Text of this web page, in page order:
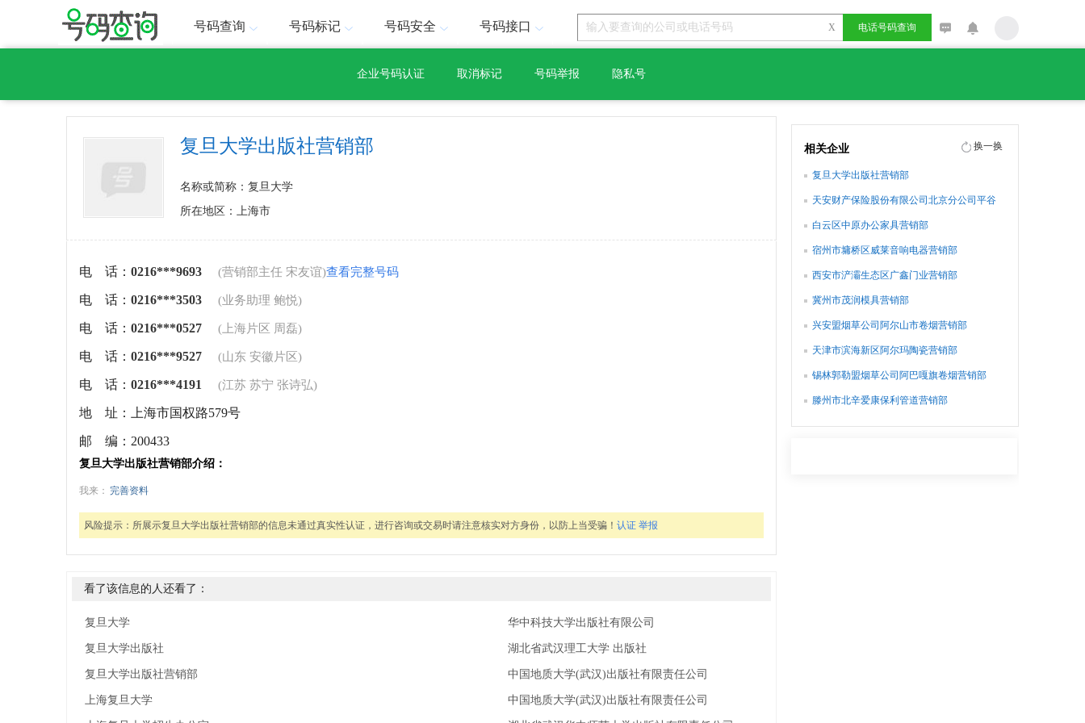
号码查询 号码标记 号码安全 号码接口 X 电话号码查询
企业号码认证 取消标记 号码举报 隐私号
复旦大学出版社营销部
名称或简称：复旦大学
所在地区：上海市
电 话： 0216***9693 (营销部主任 宋友谊)查看完整号码
电 话： 0216***3503 (业务助理 鲍悦)
电 话： 0216***0527 (上海片区 周磊)
电 话： 0216***9527 (山东 安徽片区)
电 话： 0216***4191 (江苏 苏宁 张诗弘)
地 址： 上海市国权路579号
邮 编： 200433
复旦大学出版社营销部介绍：
我来： 完善资料
风险提示： 所展示复旦大学出版社营销部的信息未通过真实性认证，进行咨询或交易时请注意核实对方身份，以防上当受骗！ 认证 举报
看了该信息的人还看了：
复旦大学
复旦大学出版社
复旦大学出版社营销部
上海复旦大学
华中科技大学出版社有限公司
湖北省武汉理工大学 出版社
中国地质大学(武汉)出版社有限责任公司
中国地质大学(武汉)出版社有限责任公司
相关企业 换一换
复旦大学出版社营销部
天安财产保险股份有限公司北京分公司平谷
白云区中原办公家具营销部
宿州市墉桥区威莱音响电器营销部
西安市浐灞生态区广鑫门业营销部
冀州市茂润模具营销部
兴安盟烟草公司阿尔山市卷烟营销部
天津市滨海新区阿尔玛陶瓷营销部
锡林郭勒盟烟草公司阿巴嘎旗卷烟营销部
滕州市北辛爱康保利管道营销部